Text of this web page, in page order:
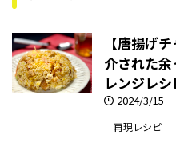
【唐揚げ
介された
レンジレシ
2024/3/15
再現レシピ